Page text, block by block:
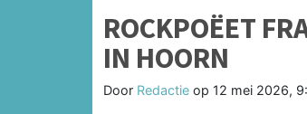
ROCKPOËET
IN HOORN
Door Redactie op 12 mei 2026,